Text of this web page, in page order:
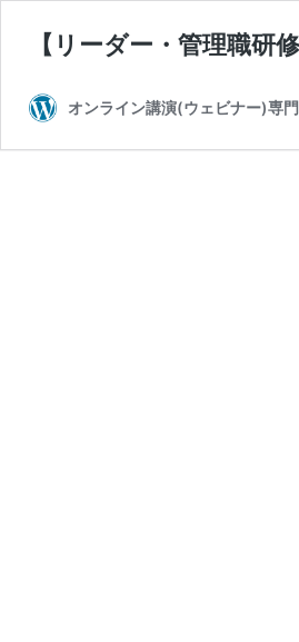
【リーダー・管理職
オンライン講演(ウェビナー)専